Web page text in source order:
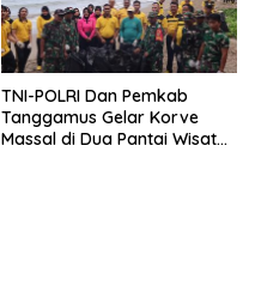
TNI-POLRI Dan Pemkab
Tanggamus Gelar Korve
Massal di Dua Pantai Wisata